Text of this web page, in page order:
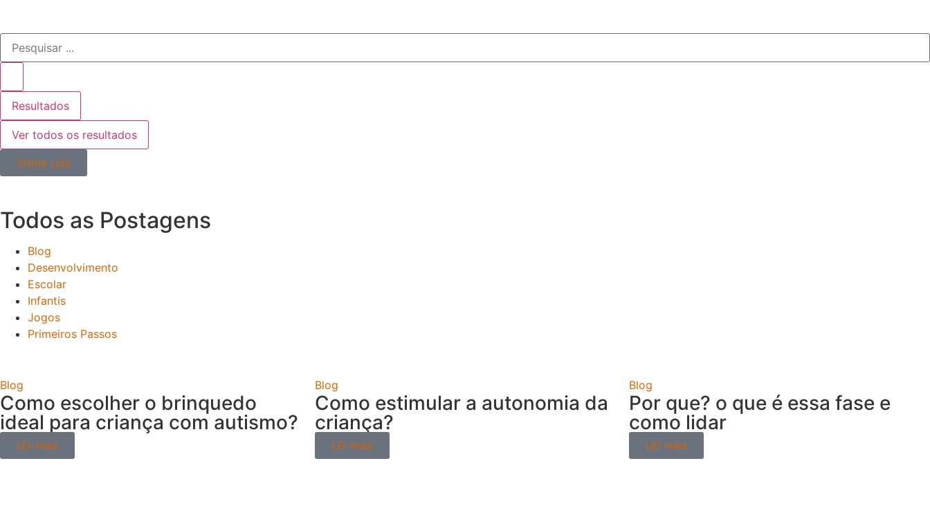
Resultados
Ver todos os resultados
Visitar Loja
Todos as Postagens
Blog
Desenvolvimento
Escolar
Infantis
Jogos
Primeiros Passos
Blog
Como escolher o brinquedo
ideal para criança com autismo?
LEr mais
Blog
Como estimular a autonomia da
criança?
LEr mais
Blog
Por que? o que é essa fase e
como lidar
LEr mais